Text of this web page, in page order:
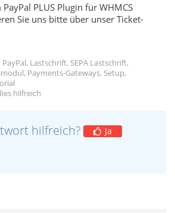
PLUS Plugin für WHMCS
Sie uns bitte über unser Ticket-
Lastschrift, SEPA Lastschrift,
Payments-Gateways, Setup,
hilfreich
hilfreich?
Ja